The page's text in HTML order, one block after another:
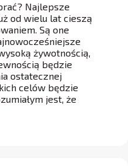
Najlepsze
od wielu lat cieszą
Są one
żywotnością,
będzie
ostatecznej
celów będzie
jest, że